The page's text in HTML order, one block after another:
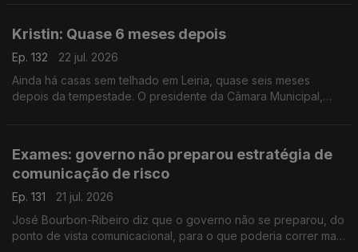
Kristin: Quase 6 meses depois
Ep. 132
22 jul. 2026
Ainda há casas sem telhado em Leiria, quase seis meses
depois da tempestade. O presidente da Câmara Municipal,
Exames: governo não preparou estratégia de
comunicação de risco
Ep. 131
21 jul. 2026
José Bourbon-Ribeiro diz que o governo não se preparou, do
ponto de vista comunicacional, para o que poderia correr mal